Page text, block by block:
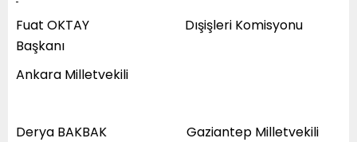
Fuat OKTAY Dışişleri Komisyonu
Başkanı
Ankara Milletvekili
Derya BAKBAK Gaziantep Milletvekili